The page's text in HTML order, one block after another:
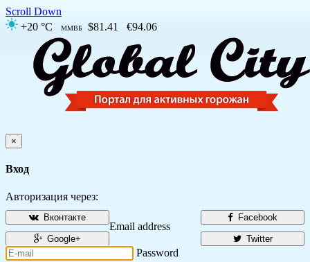
Scroll Down
+20 °C
ММВБ $81.41 €94.06
×
Вход
Авторизация через:
Facebook
Вконтакте
Twitter
Google+
Email address
Password